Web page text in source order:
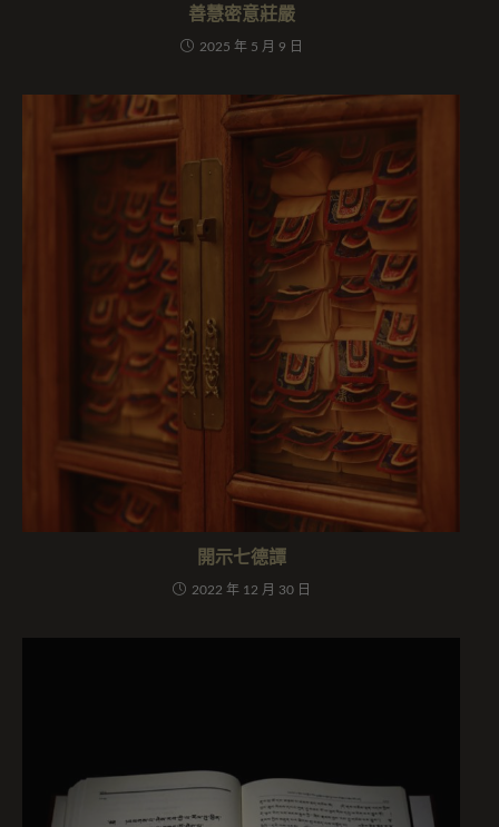
善慧密意莊嚴
2025 年 5 月 9 日
開示七德譚
2022 年 12 月 30 日